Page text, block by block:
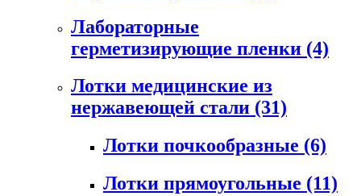
Лабораторные
герметизирующие пленки (4)
Лотки медицинские из
нержавеющей стали (31)
Лотки почкообразные (6)
Лотки прямоугольные (11)